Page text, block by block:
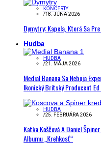
KONCERTY
/18. JÚNA 2026
Dymytry: Kapela, Ktorá Sa
Hudba
HUDBA
/21. MÁJA 2026
Medial Banana Sa Neboja
Ikonický Britský Producent Ed
HUDBA
/25. FEBRUÁRA 2026
Katka Koščová A Daniel
Albumu „Krehkosť“